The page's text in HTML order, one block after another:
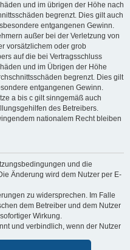
und im übrigen der Höhe nach
begrenzt. Dies gilt auch
entgangenen Gewinn.
außer bei der Verletzung von
vorsätzlichem oder grob
auf die bei Vertragsschluss
und im Übrigen der Höhe
begrenzt. Dies gilt
entgangenen Gewinn.
a bis c gilt sinngemäß auch
des Betreibers.
nationalem Recht bleiben
und die
Änderung wird dem Nutzer per E-
zu widersprechen. Im Falle
dem Betreiber und dem Nutzer
Wirkung.
und verbindlich, wenn der Nutzer